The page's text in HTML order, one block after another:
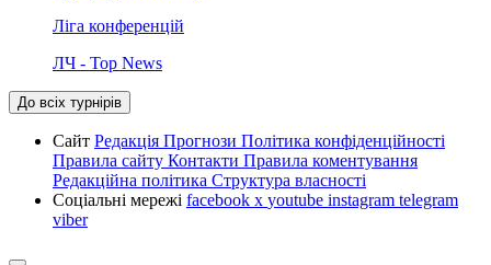
Ліга конференцій
ЛЧ - Top News
До всіх турнірів
Сайт Редакція Прогнози Політика конфіденційності
Правила сайту Контакти Правила коментування
Редакційна політика Структура власності
Соціальні мережі facebook x youtube instagram telegram
viber